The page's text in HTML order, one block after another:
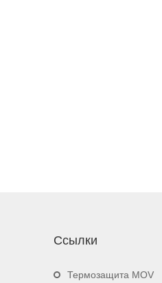
Ссылки
Термозащита MOV